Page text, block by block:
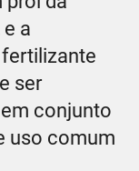
a
ser
conjunto
uso comum